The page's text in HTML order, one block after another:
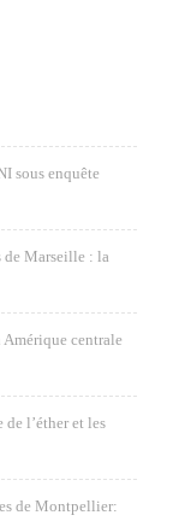
sous enquête
de Marseille : la
centrale
l’éther et les
de Montpellier: